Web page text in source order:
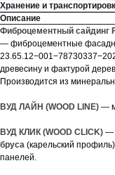
Хранение и
Описание
Фиброцементный сайдинг
— фиброцементные
древесину и фактурой
Производится из
ВУД ЛАЙН (WOOD LINE) —
ВУД КЛИК (WOOD CLICK) —
бруса (карельский
панелей.